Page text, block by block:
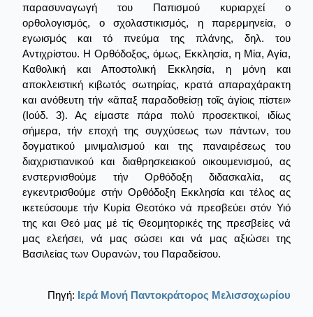
παρασυναγωγή του Παπισμού κυριαρχεί ο
ορθολογισμός, ο σχολαστικισμός, η παρερμηνεία, ο
εγωισμός και τό πνεύμα της πλάνης, δηλ. του
Αντιχρίστου. Η Ορθόδοξος, όμως, Εκκλησία, η Μία, Αγία,
Καθολική και Αποστολική Εκκλησία, η μόνη και
αποκλειστική κιβωτός σωτηρίας, κρατά απαραχάρακτη
και ανόθευτη τήν «ἅπαξ παραδοθείσῃ τοῖς ἁγίοις πίστει»
(Ιούδ. 3). Ας είμαστε πάρα πολύ προσεκτικοί, ιδίως
σήμερα, τήν εποχή της συγχύσεως των πάντων, του
δογματικού μινιμαλισμού και της παναιρέσεως του
διαχριστιανικού και διαθρησκειακού οικουμενισμού, ας
ενστερνισθούμε τήν Ορθόδοξη διδασκαλία, ας
εγκεντρισθούμε στήν Ορθόδοξη Εκκλησία και τέλος ας
ικετεύσουμε τήν Κυρία Θεοτόκο νά πρεσβεύει στόν Υιό
της και Θεό μας μέ τίς Θεομητορικές της πρεσβείες νά
μας ελεήσει, νά μας σώσει και νά μας αξιώσει της
Βασιλείας των Ουρανών, του Παραδείσου.
Πηγή: Ιερά Μονή Παντοκράτορος Μελισσοχωρίου